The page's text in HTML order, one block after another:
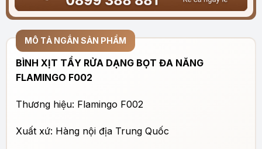
MÔ TẢ NGẮN SẢN PHẨM
BÌNH XỊT TẨY RỬA DẠNG BỌT ĐA NĂNG
FLAMINGO F002
Thương hiệu: Flamingo F002
Xuất xứ: Hàng nội địa Trung Quốc